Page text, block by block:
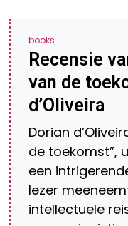
books
Recensie
van de
d’Oliveira
Dorian
de toekomst”,
een
lezer
intellectuele